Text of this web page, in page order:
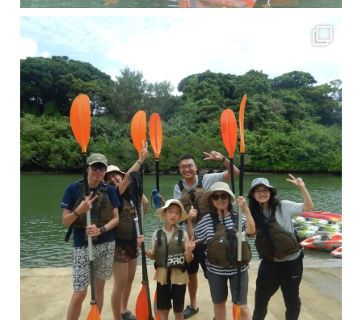
梅雨真っ只中の沖縄ですが 今日もカンカンに晴れてくれました！！
今日は満潮だっ